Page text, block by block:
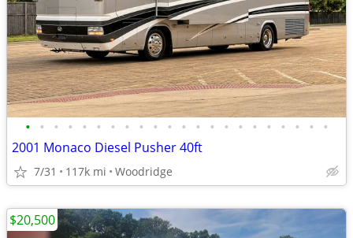
• • • • • • • • • • • • • • • • • • • • • •
2001 Monaco Diesel Pusher 40ft
7/31 117k mi Woodridge
$20,500